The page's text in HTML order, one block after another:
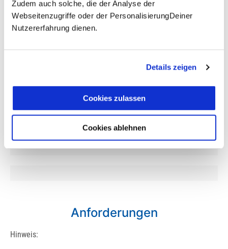
Zudem auch solche, die der Analyse der
Webseitenzugriffe oder der PersonalisierungDeiner
Nutzererfahrung dienen.
Details zeigen
Cookies zulassen
Cookies ablehnen
Fluganreise nach Podgorica und zurück. Gerne
unterbreiten wir Dir ein Angebot!
Einzelzimmer-Zuschlag: 240 € (7 Nächte, davon 2 mit
Trinkgelder
Termine & Preise
Anforderungen
Hinweis: